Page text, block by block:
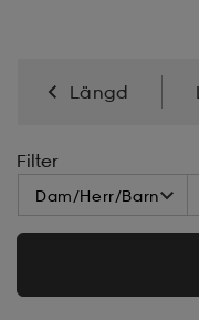
Längd
Filter
Dam/Herr/Barn